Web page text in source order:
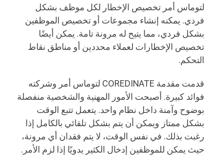
لتوماس أمر تخصيص الإخطار لكل موظف بشكل
فردي. يمكنه إنشاء مجموعات أو تخصيص الموظفين
بشكل فردي، مما يتيح له مرونة تامة. يمكن أيضًا
تخصيص الإخطارات لعملاء محددين أو مناطق نقاط
التحكم.
قدمت مقدمة COREDINATE لتوماس أمر وشركته
فوائد كبيرة. أصبحت الأمور المهنية والشخصية منفصلة
بوضوح وآمنة داخل نظام واحد. يتعمل تتبع الوقت
بشكل ممتاز ويمكن أن يتم بشكل تلقائي بالكامل إذا
رغبت بذلك. في نفس الوقت، لا يتم فقدان أي مرونة،
حيث يمكن للموظفين إدخال الكثير يدويًا إذا لزم الأمر.